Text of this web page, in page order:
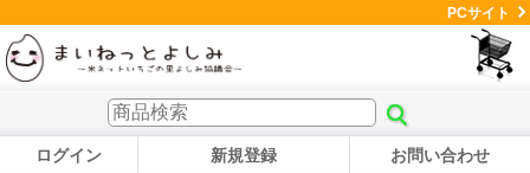
PCサイト
ログイン 新規登録 お問い合わせ